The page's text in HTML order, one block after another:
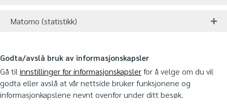
Matomo (statistikk)
Godta/avslå bruk av informasjonskapsler
Gå til innstillinger for informasjonskapslerfor å velge om du vil
godta eller avslå at vår nettside bruker funksjonene og
informasjonkapslene nevnt ovenfor under ditt besøk.